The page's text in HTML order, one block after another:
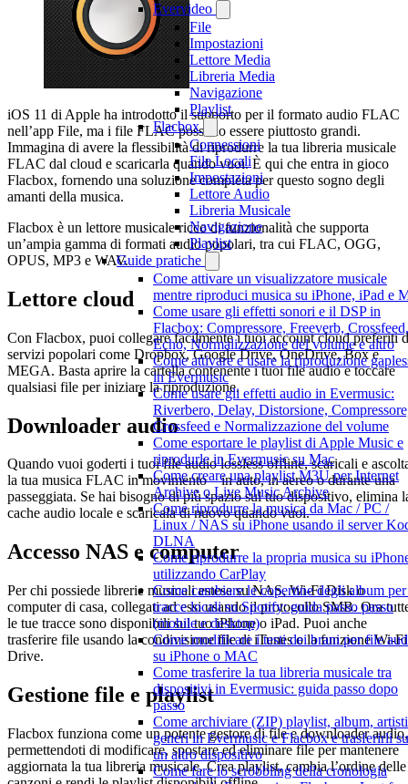
Evervideo
File
Impostazioni
Lettore Media
Libreria Media
Navigazione
Playlist
Flacbox
Connessioni
File Locali
Impostazioni
Lettore Audio
Libreria Musicale
Navigazione
Playlist
Guide pratiche
Come attivare un visualizzatore musicale
mentre riproduci musica su iPhone, iPad e
Come usare gli effetti sonori e il DSP in
Flacbox: Compressore, Freeverb, Crossfeed,
Echo, Normalizzazione del volume e altro
Come attivare e usare la riproduzione
in Evermusic
Come usare gli effetti audio in Evermusic:
Riverbero, Delay, Distorsione,
Crossfeed e Normalizzazione del volume
Come esportare le playlist di Apple Music e
riprodurle in Evermusic su Mac
Come creare una playlist M3U per Internet
Archive o Live Music Archive
Come riprodurre la musica da Mac / PC /
Linux / NAS su iPhone usando il server
DLNA
Come riprodurre la propria musica su
utilizzando CarPlay
Come cambiare le copertine degli album
tracce locali su Spotify: guida passo passo
(mobile e desktop)
Come modificare i testi dei brani per file
su iPhone o MAC
Come trasferire la tua libreria musicale tra
dispositivi in Evermusic: guida passo dopo
passo
Come archiviare (ZIP) playlist, album,
generi in Evermusic e Flacbox e trasferirli su
un altro dispositivo
Come fare lo scrobbling della cronologia
iOS 11 di Apple ha introdotto il supporto per il formato audio FLAC
nell’app File, ma i file FLAC possono essere piuttosto grandi.
Immagina di avere la flessibilità di riprodurre la tua libreria musicale
FLAC dal cloud e scaricarla quando vuoi. È qui che entra in gioco
Flacbox, fornendo una soluzione completa per questo sogno degli
amanti della musica.
Flacbox è un lettore musicale ricco di funzionalità che supporta
un’ampia gamma di formati audio popolari, tra cui FLAC, OGG,
OPUS, MP3 e WAV.
Lettore cloud
Con Flacbox, puoi collegare facilmente i tuoi account cloud preferiti
servizi popolari come Dropbox, Google Drive, OneDrive, Box e
MEGA. Basta aprire la cartella contenente i tuoi file audio e toccare
qualsiasi file per iniziare la riproduzione.
Downloader audio
Quando vuoi goderti i tuoi file audio lossless offline, scaricali e
la tua musica FLAC in movimento – in auto, in aereo o durante una
passeggiata. Se hai bisogno di più spazio sul tuo dispositivo, elimina
cache audio locale e scaricala di nuovo quando vuoi.
Accesso NAS e computer
Per chi possiede librerie musicali estese su NAS, Wi-Fi Disk o
computer di casa, collegati ad essi usando il protocollo SMB. Ora
le tue tracce sono disponibili sul tuo iPhone o iPad. Puoi anche
trasferire file usando la condivisione file di iTunes o la funzione Wi-Fi
Drive.
Gestione file e playlist
Flacbox funziona come un potente gestore di file e downloader audio,
permettendoti di modificare, spostare ed eliminare file per mantenere
aggiornata la tua libreria musicale. Crea playlist, cambia l’ordine delle